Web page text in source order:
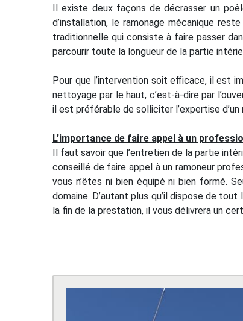
Il existe deux façons de décrasser un
d’installation, le ramonage mécanique
traditionnelle qui consiste à faire passer
parcourir toute la longueur de la partie
Pour que l’intervention soit efficace, il est
nettoyage par le haut, c’est-à-dire par
il est préférable de solliciter l’expertise d’un
L’importance de faire appel à un
Il faut savoir que l’entretien de la partie
conseillé de faire appel à un ramoneur
vous n’êtes ni bien équipé ni bien formé.
domaine. D’autant plus qu’il dispose de
la fin de la prestation, il vous délivrera un